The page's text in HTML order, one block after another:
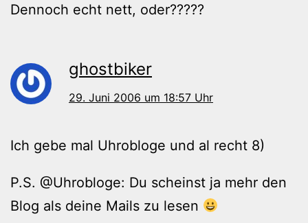
Dennoch echt nett, oder?????
ghostbiker
29. Juni 2006 um 18:57 Uhr
Ich gebe mal Uhrobloge und al recht 8)
P.S. @Uhrobloge: Du scheinst ja mehr den
Blog als deine Mails zu lesen